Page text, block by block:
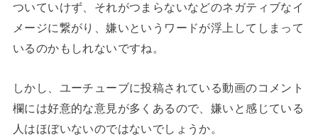
ついていけず、それがつまらないなどのネガティブなイ
メージに繋がり、嫌いというワードが浮上してしまって
いるのかもしれないですね。
しかし、ユーチューブに投稿されている動画のコメント
欄には好意的な意見が多くあるので、嫌いと感じている
人はほぼいないのではないでしょうか。